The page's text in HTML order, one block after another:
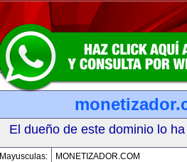
El dueño de este dominio lo
Mayusculas:
MONETIZADOR.COM